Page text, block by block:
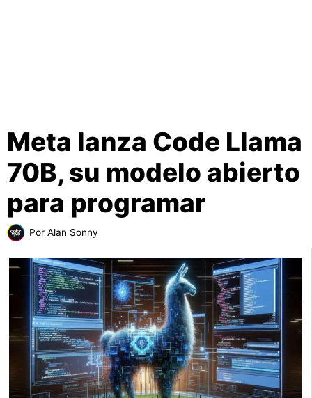
Meta lanza Code Llama
70B, su modelo abierto
para programar
Por Alan Sonny